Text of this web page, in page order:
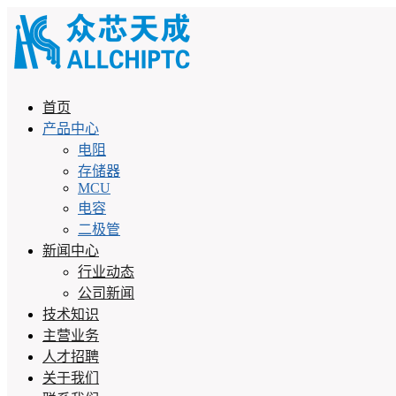
首页
产品中心
电阻
存储器
MCU
电容
二极管
新闻中心
行业动态
公司新闻
技术知识
主营业务
人才招聘
关于我们